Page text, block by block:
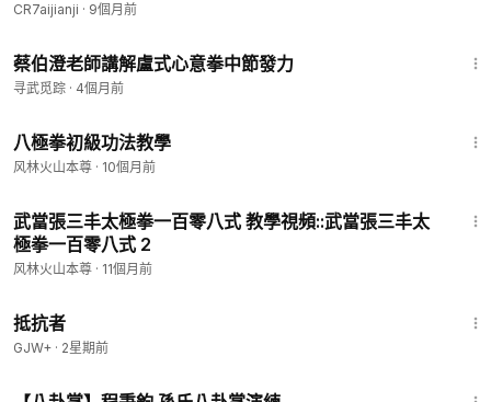
CR7aijianji · 9個月前
蔡伯澄老師講解盧式心意拳中節發力
寻武觅踪 · 4個月前
八極拳初級功法教學
风林火山本尊 · 10個月前
武當張三丰太極拳一百零八式 教學視頻::武當張三丰太
極拳一百零八式 2
风林火山本尊 · 11個月前
抵抗者
GJW+ · 2星期前